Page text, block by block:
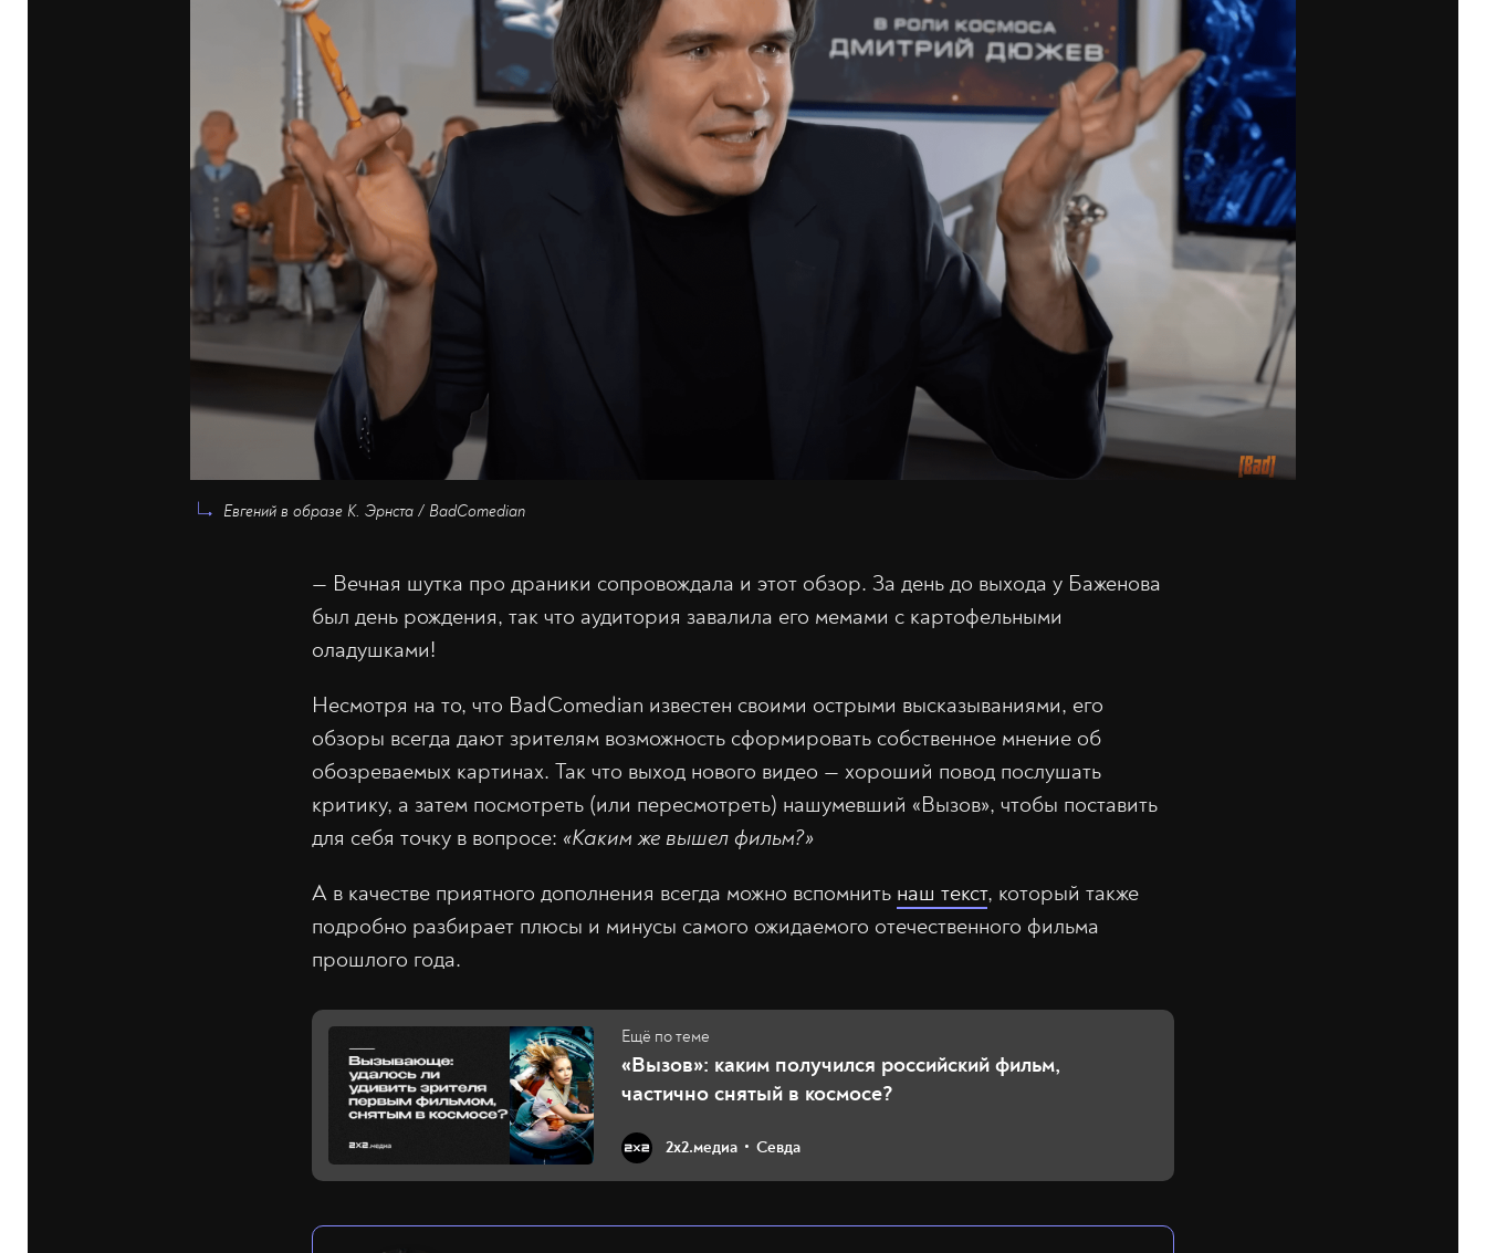
Евгений в образе К. Эрнста / BadComedian
— Вечная шутка про драники сопровождала и этот обзор. За день до выхода у Баженова
был день рождения, так что аудитория завалила его мемами с картофельными
оладушками!
Несмотря на то, что BadComedian известен своими острыми высказываниями, его
обзоры всегда дают зрителям возможность сформировать собственное мнение об
обозреваемых картинах. Так что выход нового видео — хороший повод послушать
критику, а затем посмотреть (или пересмотреть) нашумевший «Вызов», чтобы поставить
для себя точку в вопросе: «Каким же вышел фильм?»
А в качестве приятного дополнения всегда можно вспомнить наш текст, который также
подробно разбирает плюсы и минусы самого ожидаемого отечественного фильма
прошлого года.
«Вызов»: каким получился российский фильм,
частично снятый в космосе?
2х2.медиа Севда